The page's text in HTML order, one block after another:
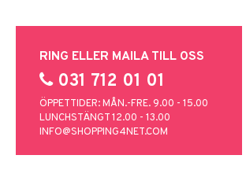
RING ELLER MAILA TILL OSS
031 712 01 01
ÖPPETTIDER: MÅN.-FRE. 9.00 - 15.00
LUNCHSTÄNGT 12.00 - 13.00
INFO@SHOPPING4NET.COM